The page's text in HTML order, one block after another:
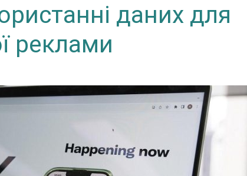
даних для
реклами